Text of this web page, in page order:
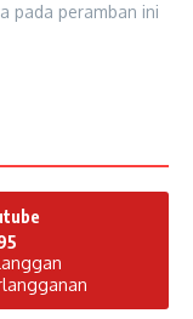
pada peramban ini